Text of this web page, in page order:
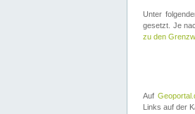
Unter
gesetzt. Je
zu den
Auf
Links auf der